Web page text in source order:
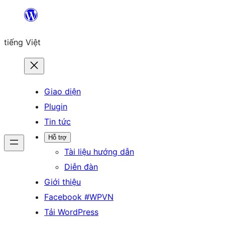
Chuyển
phần
tiếng Việt
Giao diện
Plugin
Tin tức
Hỗ trợ
Tài liệu hướng dẫn
Diễn đàn
Giới thiệu
Facebook #WPVN
Tải WordPress